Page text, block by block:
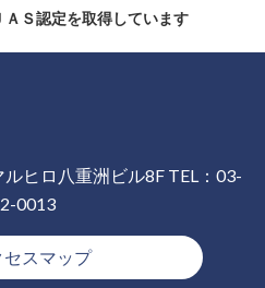
Ｓ認定を取得しています
ヒロ八重洲ビル8F TEL：03-
0013
セスマップ